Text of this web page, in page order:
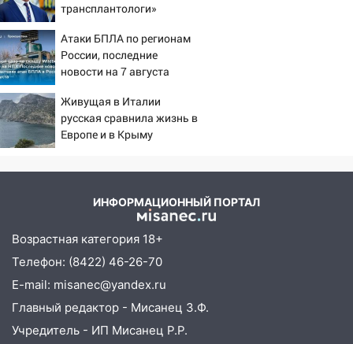
трансплантологи»
пациентов
Атаки БПЛА по регионам
России, последние
новости на 7 августа
на склады Wildberries,
состояние пострадавших
Живущая в Италии
русская сравнила жизнь в
Европе и в Крыму
ИНФОРМАЦИОННЫЙ ПОРТАЛ
Возрастная категория 18+
Телефон: (8422) 46-26-70
E-mail: misanec@yandex.ru
Главный редактор - Мисанец З.Ф.
Учредитель - ИП Мисанец Р.Р.